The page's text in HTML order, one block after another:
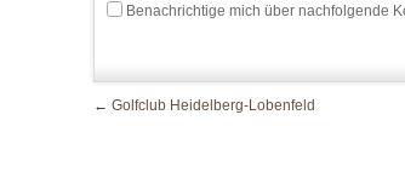
Benachrichtige mich über nachfolgende
← Golfclub Heidelberg-Lobenfeld